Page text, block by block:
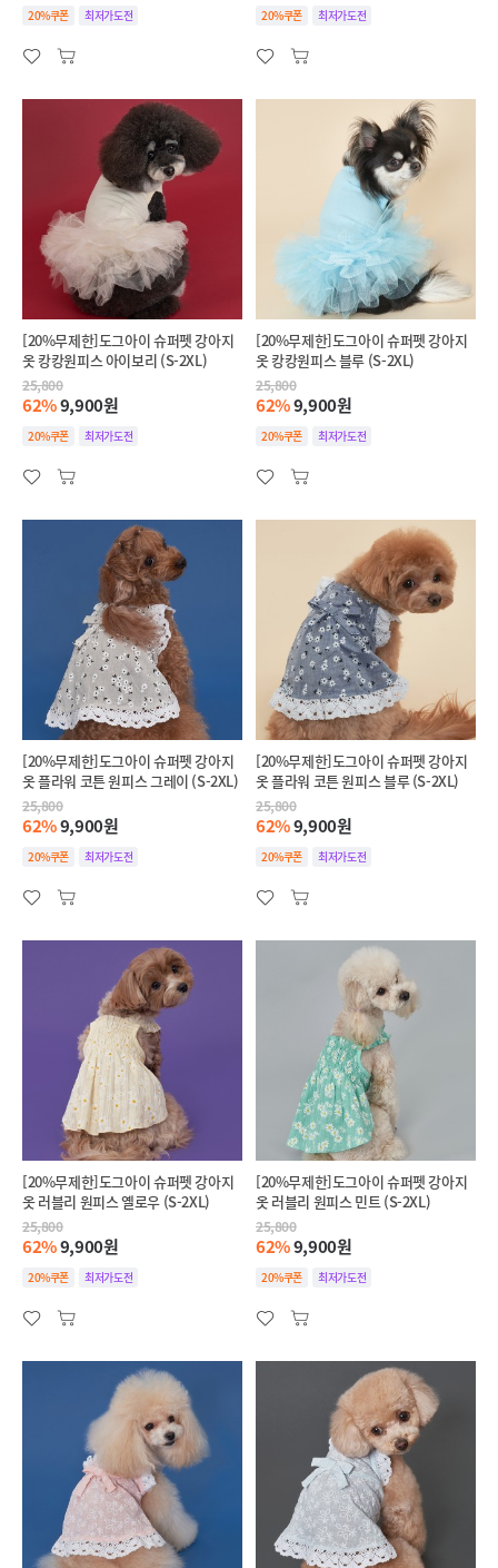
20%쿠폰 최저가도전 20%쿠폰 최저가도전
[20%무제한]도그아이 슈퍼펫 강아지
옷 캉캉원피스 아이보리 (S-2XL)
25,800
62%9,900원
20%쿠폰 최저가도전
[20%무제한]도그아이 슈퍼펫 강아지
옷 캉캉원피스 블루 (S-2XL)
25,800
62%9,900원
20%쿠폰 최저가도전
[20%무제한]도그아이 슈퍼펫 강아지
옷 플라워 코튼 원피스 그레이 (S-2XL)
25,800
62%9,900원
20%쿠폰 최저가도전
[20%무제한]도그아이 슈퍼펫 강아지
옷 플라워 코튼 원피스 블루 (S-2XL)
25,800
62%9,900원
20%쿠폰 최저가도전
[20%무제한]도그아이 슈퍼펫 강아지
옷 러블리 원피스 옐로우 (S-2XL)
25,800
62%9,900원
20%쿠폰 최저가도전
[20%무제한]도그아이 슈퍼펫 강아지
옷 러블리 원피스 민트 (S-2XL)
25,800
62%9,900원
20%쿠폰 최저가도전